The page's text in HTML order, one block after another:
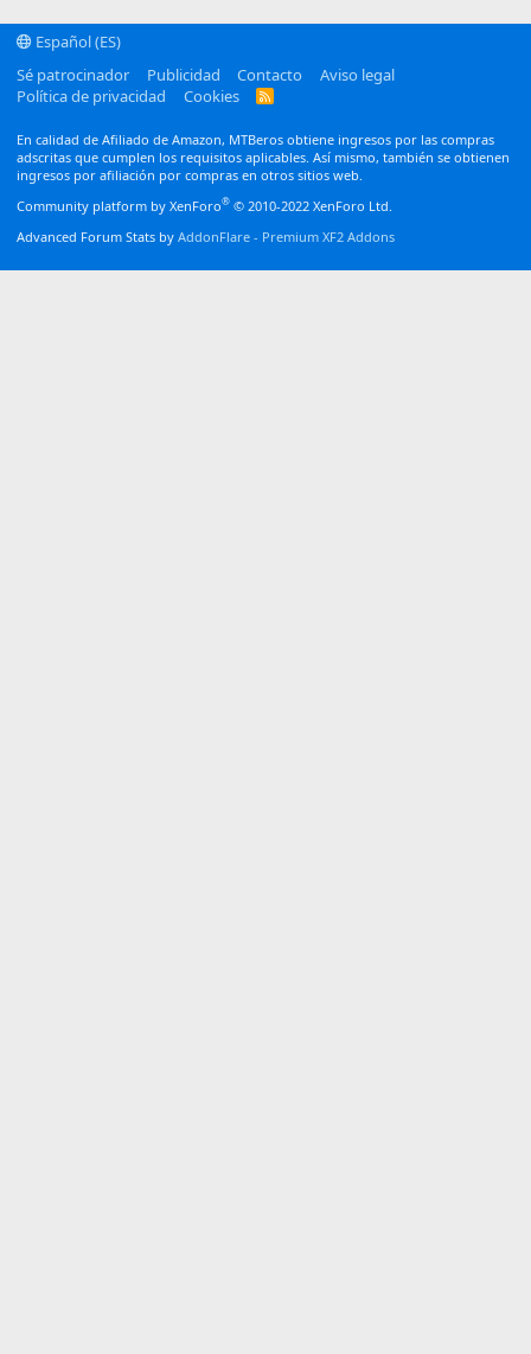
Español (ES)
Sé patrocinador
Publicidad Contacto
Aviso legal
Política de privacidad
Cookies
R
En calidad de Afiliado de Amazon, MTBeros obtiene ingresos por las compras
adscritas que cumplen los requisitos aplicables. Así mismo, también se obtienen
ingresos por afiliación por compras en otros sitios web.
Community platform by XenForo® © 2010-2022 XenForo Ltd.
Advanced Forum Stats by AddonFlare - Premium XF2 Addons